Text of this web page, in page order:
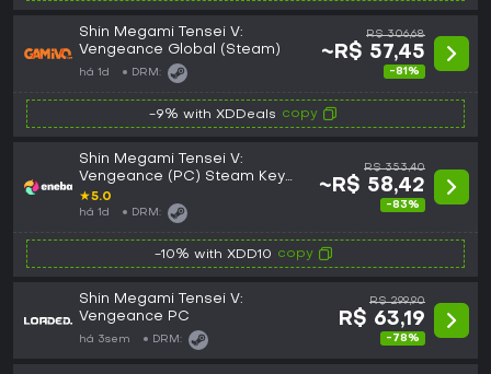
Shin Megami Tensei V:
Vengeance Global (Steam)
há 1d DRM:
R$ 306,68
~R$ 57,45
-81%
-9% with XDDeals copy
Shin Megami Tensei V:
Vengeance (PC) Steam Key
LATAM
★5.0
há 1d DRM:
R$ 353,40
~R$ 58,42
-83%
-10% with XDD10 copy
Shin Megami Tensei V:
Vengeance PC
há 3sem DRM:
R$ 299,90
R$ 63,19
-78%